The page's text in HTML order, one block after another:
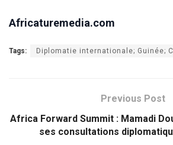
Africaturemedia.com
Tags: Diplomatie internationale; Guinée;
Previous Post
Africa Forward Summit : Mamadi
ses consultations